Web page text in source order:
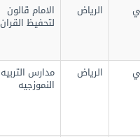
الرياض الامام قالون
لتحفيظ القران
الرياض مدارس التربيه
النموزجيه